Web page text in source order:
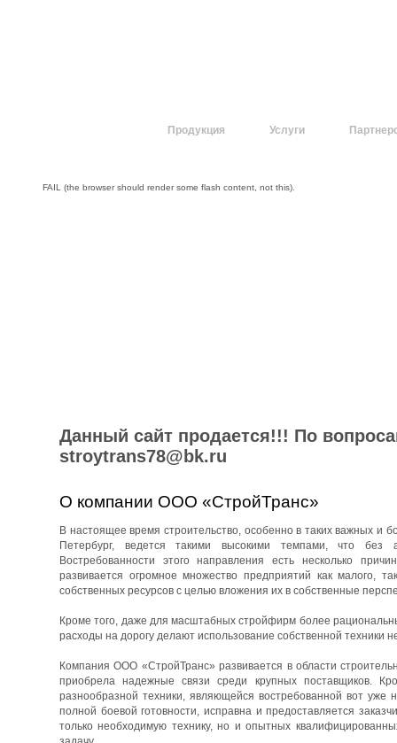
Продукция Услуги
FAIL (the browser should render some flash content, not this).
Данный сайт продается!!! По
stroytrans78@bk.ru
О компании ООО «СтройТранс»
В настоящее время строительство, особенно в таких важных и
Петербург, ведется такими высокими темпами, что без
Востребованности этого направления есть несколько
развивается огромное множество предприятий как малого,
собственных ресурсов с целью вложения их в собственные
Кроме того, даже для масштабных стройфирм более
расходы на дорогу делают использование собственной техники
Компания ООО «СтройТранс» развивается в области
приобрела надежные связи среди крупных поставщиков.
разнообразной техники, являющейся востребованной вот уже
полной боевой готовности, исправна и предоставляется
только необходимую технику, но и опытных